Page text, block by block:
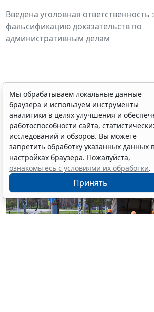
Введена уголовная ответственность
фальсификацию доказательств по
административным делам
Депутаты Госдумы
ужесточение
в регионах
6 августа 2026 17:20
Мы обрабатываем локальные данные
браузера и используем инструменты
аналитики в целях улучшения и
работоспособности сайта,
исследований и обзоров. Вы можете
запретить обработку указанных данных
настройках браузера. Пожалуйста,
ознакомьтесь с условиями их обработки.
Принять